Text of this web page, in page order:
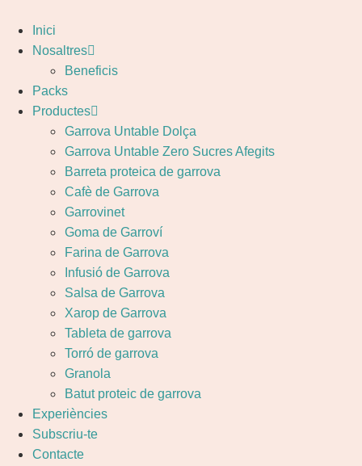
Inici
Nosaltres
Beneficis
Packs
Productes
Garrova Untable Dolça
Garrova Untable Zero Sucres Afegits
Barreta proteica de garrova
Cafè de Garrova
Garrovinet
Goma de Garroví
Farina de Garrova
Infusió de Garrova
Salsa de Garrova
Xarop de Garrova
Tableta de garrova
Torró de garrova
Granola
Batut proteic de garrova
Experiències
Subscriu-te
Contacte